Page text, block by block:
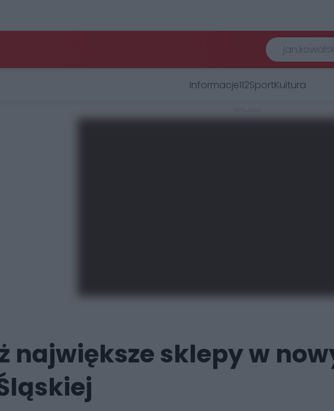
Informacje112SportKultura
największe sklepy w